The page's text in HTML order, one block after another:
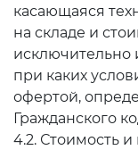
касающаяся
на складе и
при каких
офертой,
Гражданского
4.2. Стоимость